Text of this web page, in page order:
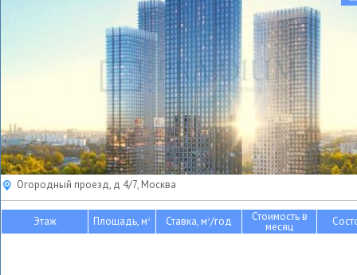
Огородный проезд, д 4/7, Москва
Этаж Площадь, м2 Ставка, м2/год Стоимость в
месяц